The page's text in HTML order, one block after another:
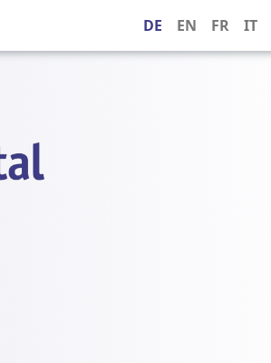
DE EN FR IT